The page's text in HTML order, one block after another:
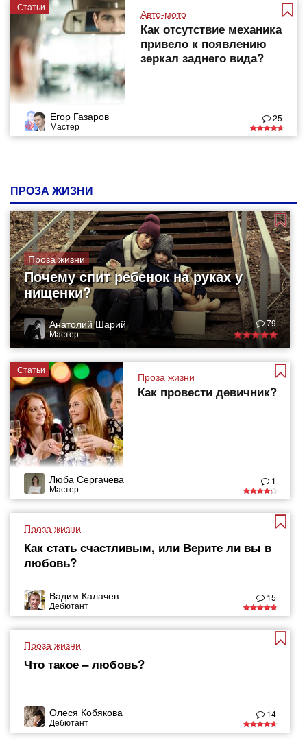
Статьи
Авто-мото
Как отсутствие механика
привело к появлению
зеркал заднего вида?
Егор Газаров
Мастер
25
ПРОЗА ЖИЗНИ
Проза жизни
Почему спит ребенок на руках у
нищенки?
Анатолий Шарий
Мастер
79
Статьи
Проза жизни
Как провести девичник?
Люба Сергачева
Мастер
1
Проза жизни
Как стать счастливым, или Верите ли вы в
любовь?
Вадим Калачев
Дебютант
15
Проза жизни
Что такое – любовь?
Олеся Кобякова
Дебютант
14